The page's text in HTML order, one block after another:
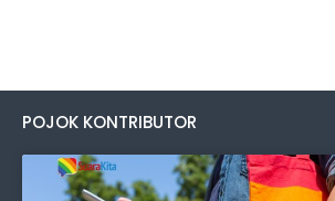
POJOK KONTRIBUTOR